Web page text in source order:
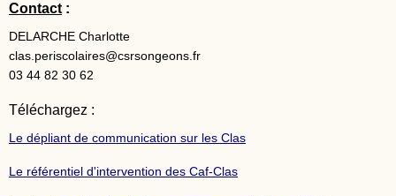
Contact :
DELARCHE Charlotte
clas.periscolaires@csrsongeons.fr
03 44 82 30 62
Téléchargez :
Le dépliant de communication sur les Clas
Le référentiel d'intervention des Caf-Clas